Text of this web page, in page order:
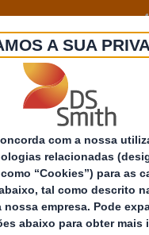
CÉLULAS FLEXÍVEIS DE